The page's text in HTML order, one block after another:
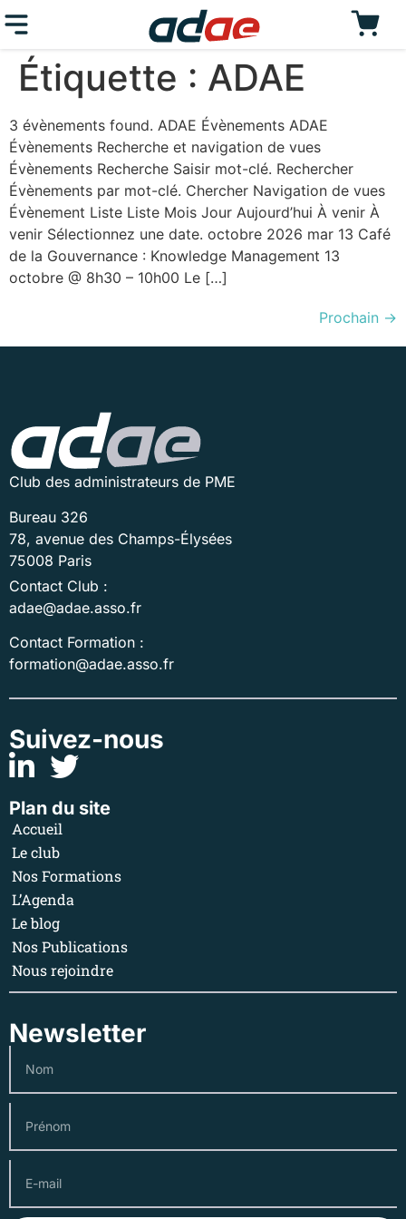
Étiquette : ADAE
3 évènements found. ADAE Évènements ADAE
Évènements Recherche et navigation de vues
Évènements Recherche Saisir mot-clé. Rechercher
Évènements par mot-clé. Chercher Navigation de vues
Évènement Liste Liste Mois Jour Aujourd’hui À venir À
venir Sélectionnez une date. octobre 2026 mar 13 Café
de la Gouvernance : Knowledge Management 13
octobre @ 8h30 – 10h00 Le […]
Prochain →
Club des administrateurs de PME
Bureau 326
78, avenue des Champs-Élysées
75008 Paris
Contact Club :
adae@adae.asso.fr
Contact Formation :
formation@adae.asso.fr
Suivez-nous
Plan du site
Accueil
Le club
Nos Formations
L’Agenda
Le blog
Nos Publications
Nous rejoindre
Newsletter